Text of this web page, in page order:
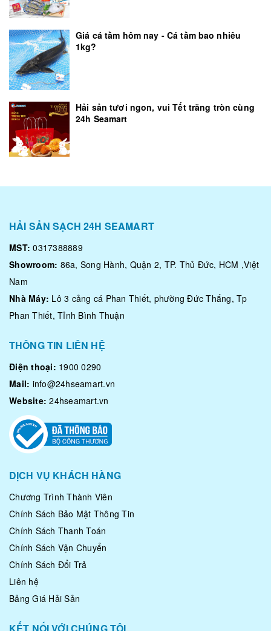
Giá cá tầm hôm nay - Cá tầm bao nhiêu
1kg?
Hải sản tươi ngon, vui Tết trăng tròn cùng
24h Seamart
HẢI SẢN SẠCH 24H SEAMART
MST: 0317388889
Showroom: 86a, Song Hành, Quận 2, TP. Thủ Đức, HCM ,Việt
Nam
Nhà Máy: Lô 3 cảng cá Phan Thiết, phường Đức Thắng, Tp
Phan Thiết, Tỉnh Bình Thuận
THÔNG TIN LIÊN HỆ
Điện thoại: 1900 0290
Mail: info@24hseamart.vn
Website: 24hseamart.vn
DỊCH VỤ KHÁCH HÀNG
Chương Trình Thành Viên
Chính Sách Bảo Mật Thông Tin
Chính Sách Thanh Toán
Chính Sách Vận Chuyển
Chính Sách Đổi Trả
Liên hệ
Bảng Giá Hải Sản